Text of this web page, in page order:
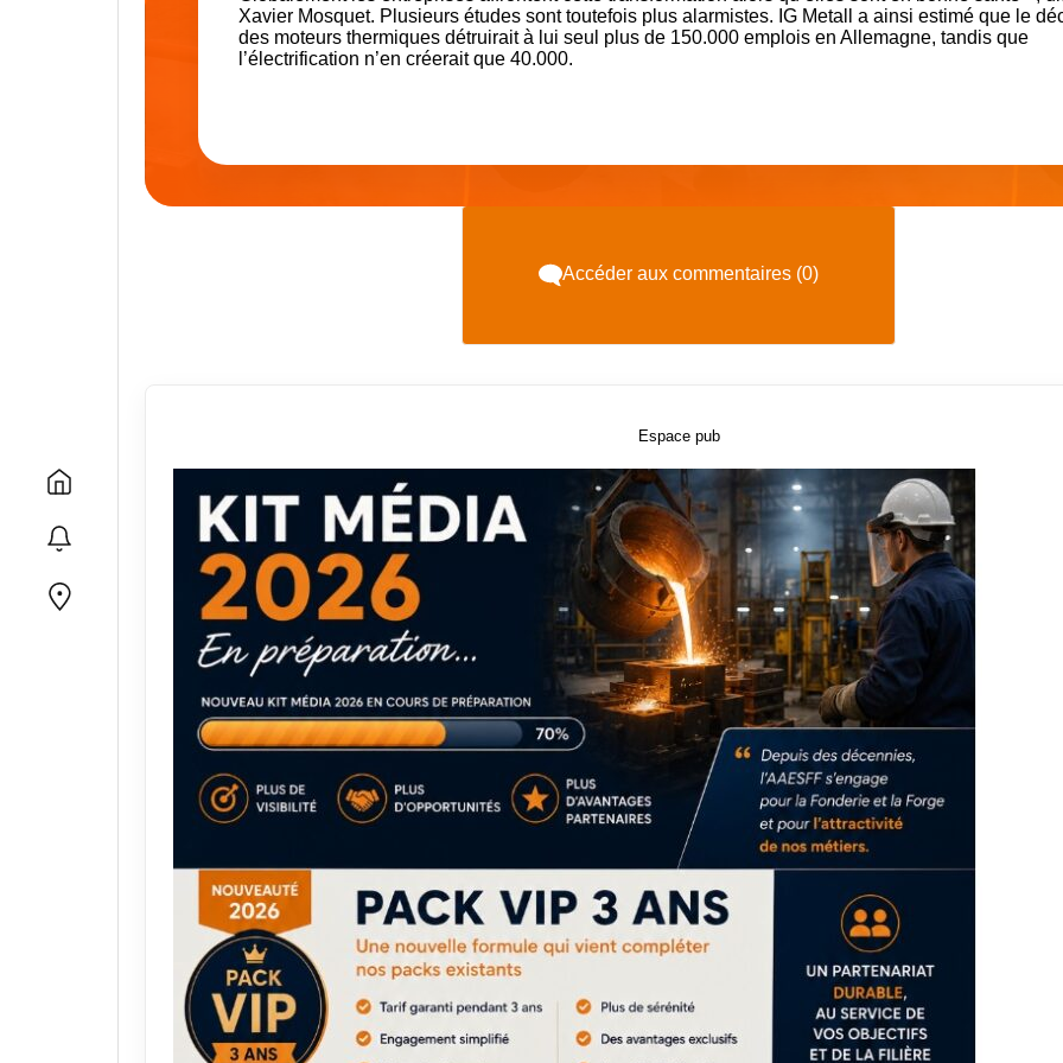
Xavier Mosquet. Plusieurs études sont toutefois plus alarmistes. IG Metall a ainsi estimé que le
des moteurs thermiques détruirait à lui seul plus de 150.000 emplois en Allemagne, tandis que
l’électrification n’en créerait que 40.000.
Accéder aux commentaires (0)
Espace pub